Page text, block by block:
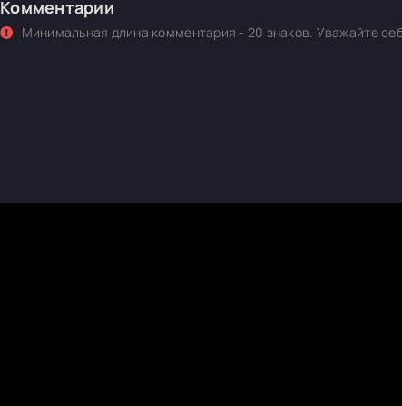
Комментарии
Минимальная длина комментария - 20 знаков. Уважайте